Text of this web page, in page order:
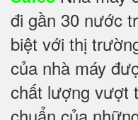
đi gần 30 nước
biệt với thị
của nhà máy
chất lượng vượt